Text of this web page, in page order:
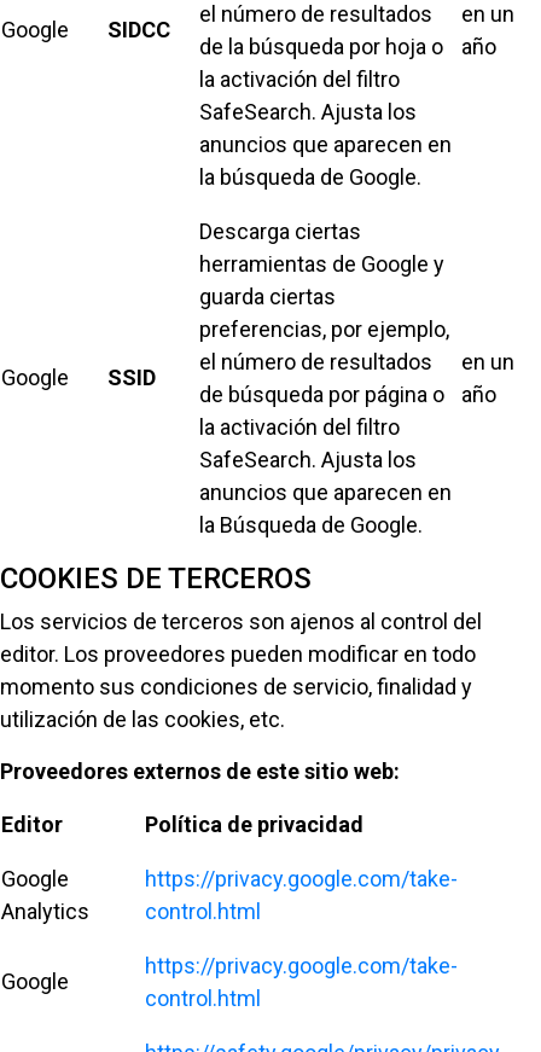
Google SIDCC
el número de resultados
de la búsqueda por hoja o
la activación del filtro
SafeSearch. Ajusta los
anuncios que aparecen en
la búsqueda de Google.
en un
año
Google SSID
Descarga ciertas
herramientas de Google y
guarda ciertas
preferencias, por ejemplo,
el número de resultados
de búsqueda por página o
la activación del filtro
SafeSearch. Ajusta los
anuncios que aparecen en
la Búsqueda de Google.
en un
año
COOKIES DE TERCEROS
Los servicios de terceros son ajenos al control del
editor. Los proveedores pueden modificar en todo
momento sus condiciones de servicio, finalidad y
utilización de las cookies, etc.
Proveedores externos de este sitio web:
Editor Política de privacidad
Google
Analytics
https://privacy.google.com/take-
control.html
Google
https://privacy.google.com/take-
control.html